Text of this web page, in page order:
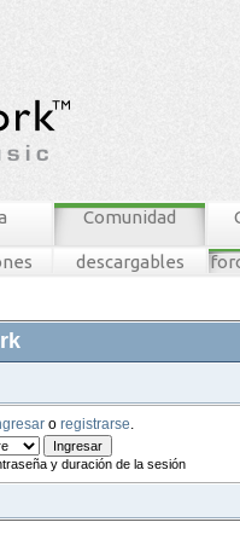
Comunidad
descargables
o registrarse
y duración de la sesión